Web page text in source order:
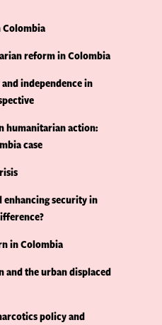
reform in Colombia
independence in
humanitarian action:
case
security in
in Colombia
the urban displaced
policy and